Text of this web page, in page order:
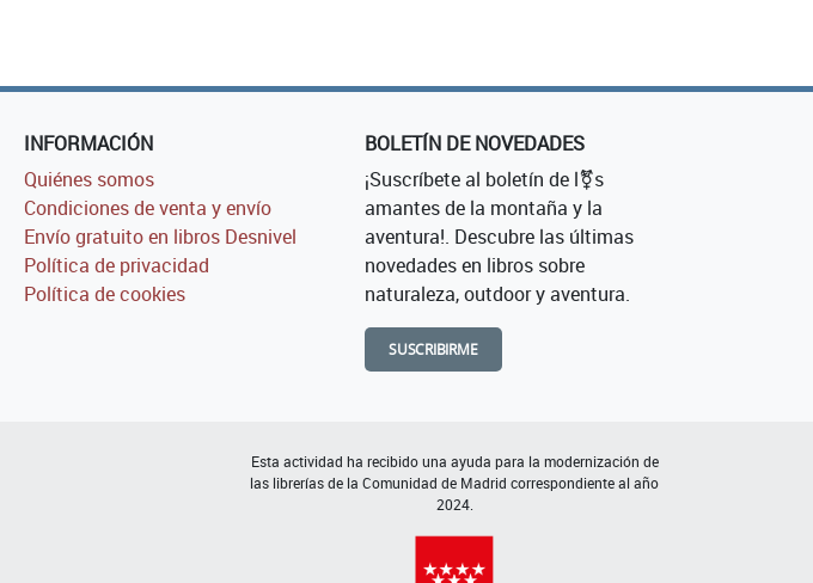
INFORMACIÓN
Quiénes somos
Condiciones de venta y envío
Envío gratuito en libros Desnivel
Política de privacidad
Política de cookies
BOLETÍN DE NOVEDADES
¡Suscríbete al boletín de l⚧s
amantes de la montaña y la
aventura!. Descubre las últimas
novedades en libros sobre
naturaleza, outdoor y aventura.
SUSCRIBIRME
Esta actividad ha recibido una ayuda para la modernización de
las librerías de la Comunidad de Madrid correspondiente al año
2024.